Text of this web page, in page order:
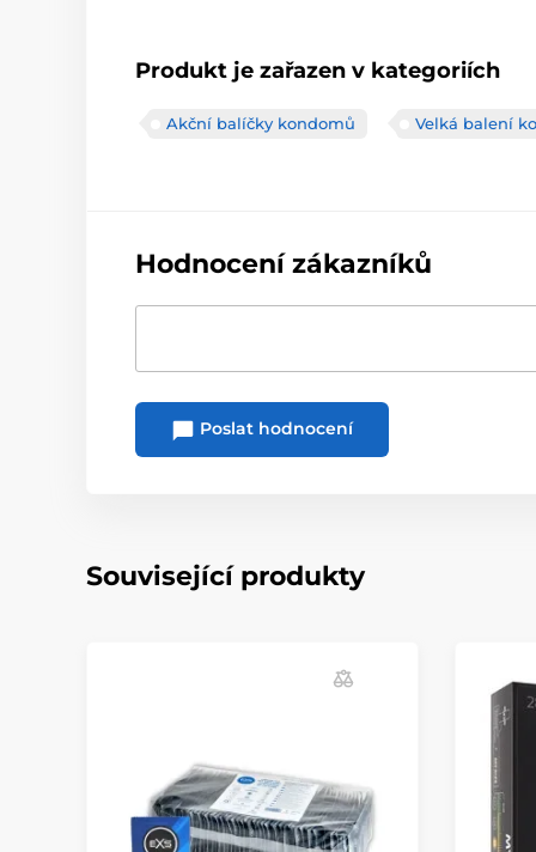
Produkt je zařazen v kategoriích
Akční balíčky kondomů Velká balení
Hodnocení zákazníků
Poslat hodnocení
Související produkty